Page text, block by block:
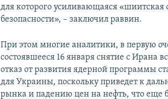
для которого усиливающаяся «шиитская
безопасности», – заключил раввин.
При этом многие аналитики, в первую
состоявшееся 16 января снятие с
отказ от развития ядерной программы
для Украины, поскольку приведет к
рынка и падению цен на нефть, что еще